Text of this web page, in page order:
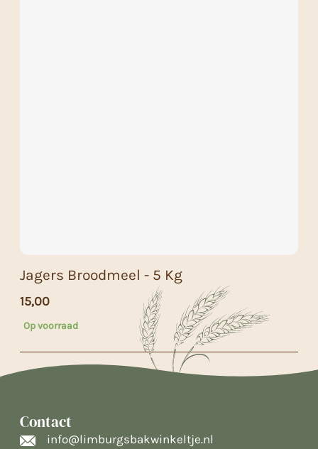
Jagers Broodmeel - 5 Kg
15,00
Op voorraad
Contact
info@limburgsbakwinkeltje.nl